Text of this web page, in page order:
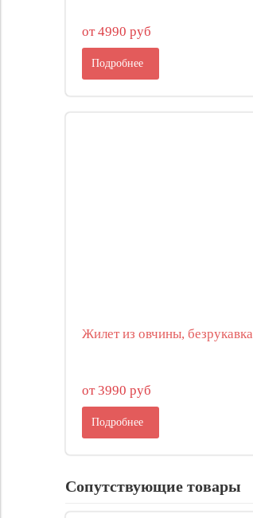
от 4990 руб
Подробнее
Жилет из овчины, безрукавка
от 3990 руб
Подробнее
Сопутствующие товары